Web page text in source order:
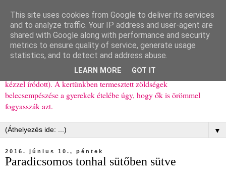
Ízőrző
Kisgyerekes család kipróbált, többnyire egészséges ételeket
bemutató receptjei a mindennapokra (mert a papírfecniket folyton
elhagyom) és gyerekeimnek ajándékba (mint régen, csak ez nem
kézzel íródott). A kertünkben termesztett zöldségek
belecsempészése a gyerekek ételébe úgy, hogy ők is örömmel
fogyasszák azt.
▼
2016. június 10., péntek
Paradicsomos tonhal sütőben sütve
This site uses cookies from Google to deliver its services
and to analyze traffic. Your IP address and user-agent are
shared with Google along with performance and security
metrics to ensure quality of service, generate usage
statistics, and to detect and address abuse.
LEARN MORE GOT IT